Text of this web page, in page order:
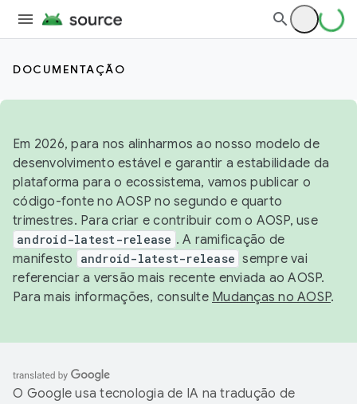
DOCUMENTAÇÃO
Em 2026, para nos alinharmos ao nosso modelo de
desenvolvimento estável e garantir a estabilidade da
plataforma para o ecossistema, vamos publicar o
código-fonte no AOSP no segundo e quarto
trimestres. Para criar e contribuir com o AOSP, use
android-latest-release . A ramificação de
manifesto
android-latest-release sempre vai
referenciar a versão mais recente enviada ao AOSP.
Para mais informações, consulte Mudanças no AOSP.
O Google usa tecnologia de IA na tradução de